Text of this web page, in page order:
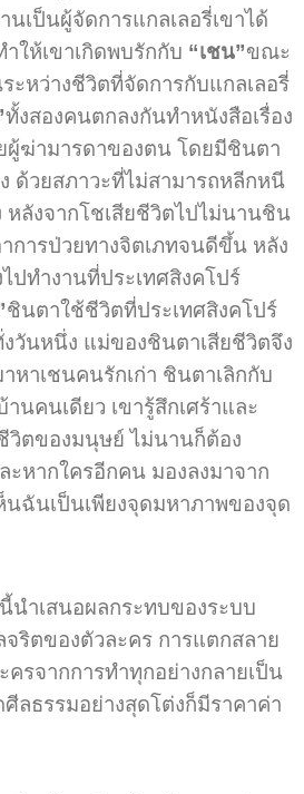
เป็นผู้จัดการแกลเลอรี่เขาได้
ให้เขาเกิดพบรักกับ “เชน”ขณะ
ะหว่างชีวิตที่จัดการกับแกลเลอรี่
ทั้งสองคนตกลงกันทำหนังสือเรื่อง
ผู้ฆ่ามารดาของตน โดยมีชินตา
ด้วยสภาวะที่ไม่สามารถหลีกหนี
ลังจากโชเสียชีวิตไปไม่นานชิน
การป่วยทางจิตเภทจนดีขึ้น หลัง
ปทำงานที่ประเทศสิงคโปร์
ชินตาใช้ชีวิตที่ประเทศสิงคโปร์
วันหนึ่ง แม่ของชินตาเสียชีวิตจึง
หาเชนคนรักเก่า ชินตาเลิกกับ
นคนเดียว เขารู้สึกเศร้าและ
วิตของมนุษย์ ไม่นานก็ต้อง
หากใครอีกคน มองลงมาจาก
นฉันเป็นเพียงจุดมหาภาพของจุด
สนอผลกระทบของระบบ
ริตของตัวละคร การแตกสลาย
รจากการทำทุกอย่างกลายเป็น
ลธรรมอย่างสุดโต่งก็มีราคาค่า